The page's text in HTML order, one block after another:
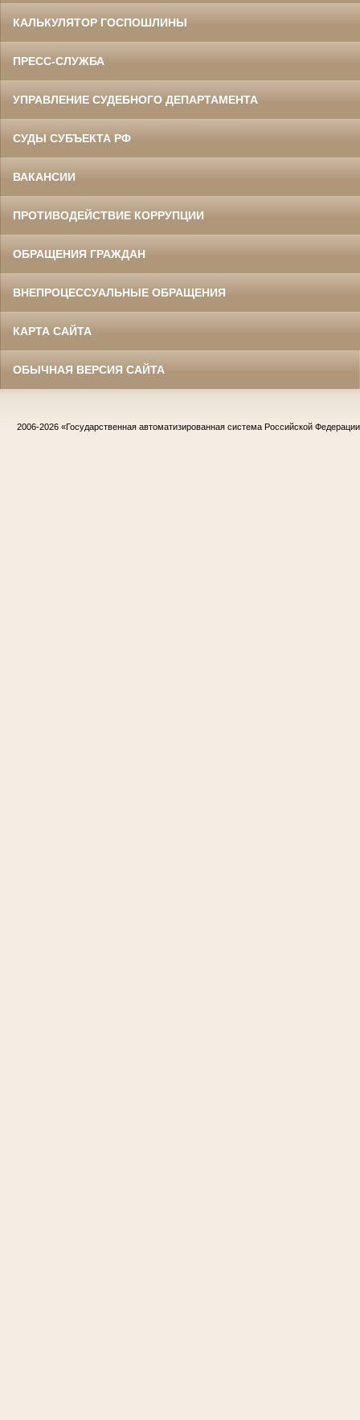
КАЛЬКУЛЯТОР ГОСПОШЛИНЫ
ПРЕСС-СЛУЖБА
УПРАВЛЕНИЕ СУДЕБНОГО ДЕПАРТАМЕНТА
СУДЫ СУБЪЕКТА РФ
ВАКАНСИИ
ПРОТИВОДЕЙСТВИЕ КОРРУПЦИИ
ОБРАЩЕНИЯ ГРАЖДАН
ВНЕПРОЦЕССУАЛЬНЫЕ ОБРАЩЕНИЯ
КАРТА САЙТА
ОБЫЧНАЯ ВЕРСИЯ САЙТА
2006-2026 «Государственная автоматизированная система Российской